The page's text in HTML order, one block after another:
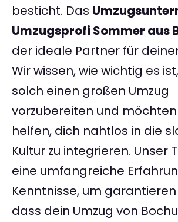
besticht. Das
Umzugsprofi Sommer aus
der ideale Partner für
Wir wissen, wie wichtig es
solch einen großen Umzug
vorzubereiten und
helfen, dich nahtlos in die
Kultur zu integrieren. Unser
eine umfangreiche
Kenntnisse, um garantieren
dass dein Umzug von